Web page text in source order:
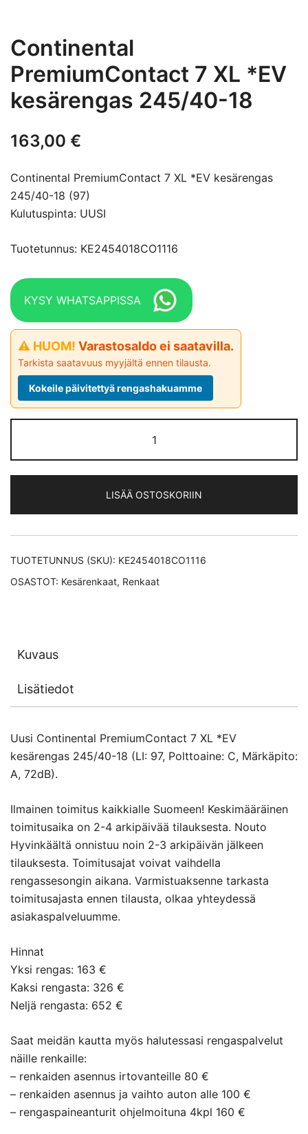
Continental
PremiumContact 7 XL *EV
kesärengas 245/40-18
163,00 €
Continental PremiumContact 7 XL *EV kesärengas
245/40-18 (97)
Kulutuspinta: UUSI
Tuotetunnus: KE2454018CO1116
KYSY WHATSAPPISSA
⚠ HUOM! Varastosaldo ei saatavilla.
Tarkista saatavuus myyjältä ennen tilausta.
Kokeile päivitettyä rengashakuamme
PremiumContact
7 XL *EV
245/40-
18
määrä
LISÄÄ OSTOSKORIIN
TUOTETUNNUS (SKU): KE2454018CO1116
OSASTOT: Kesärenkaat, Renkaat
Kuvaus
Lisätiedot
Uusi Continental PremiumContact 7 XL *EV
kesärengas 245/40-18 (LI: 97, Polttoaine: C, Märkäpito:
A, 72dB).
Ilmainen toimitus kaikkialle Suomeen! Keskimääräinen
toimitusaika on 2-4 arkipäivää tilauksesta. Nouto
Hyvinkäältä onnistuu noin 2-3 arkipäivän jälkeen
tilauksesta. Toimitusajat voivat vaihdella
rengassesongin aikana. Varmistuaksenne tarkasta
toimitusajasta ennen tilausta, olkaa yhteydessä
asiakaspalveluumme.
Hinnat
Yksi rengas: 163 €
Kaksi rengasta: 326 €
Neljä rengasta: 652 €
Saat meidän kautta myös halutessasi rengaspalvelut
näille renkaille:
– renkaiden asennus irtovanteille 80 €
– renkaiden asennus ja vaihto auton alle 100 €
– rengaspaineanturit ohjelmoituna 4kpl 160 €